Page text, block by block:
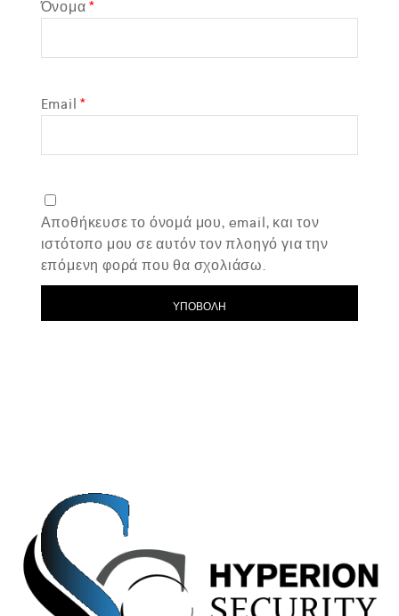
Όνομα*
Email*
Αποθήκευσε το όνομά μου, email, και τον
ιστότοπο μου σε αυτόν τον πλοηγό για την
επόμενη φορά που θα σχολιάσω.